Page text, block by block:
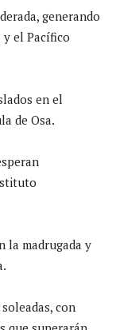
generando
y el Pacífico
en el
de Osa.
la madrugada y
con